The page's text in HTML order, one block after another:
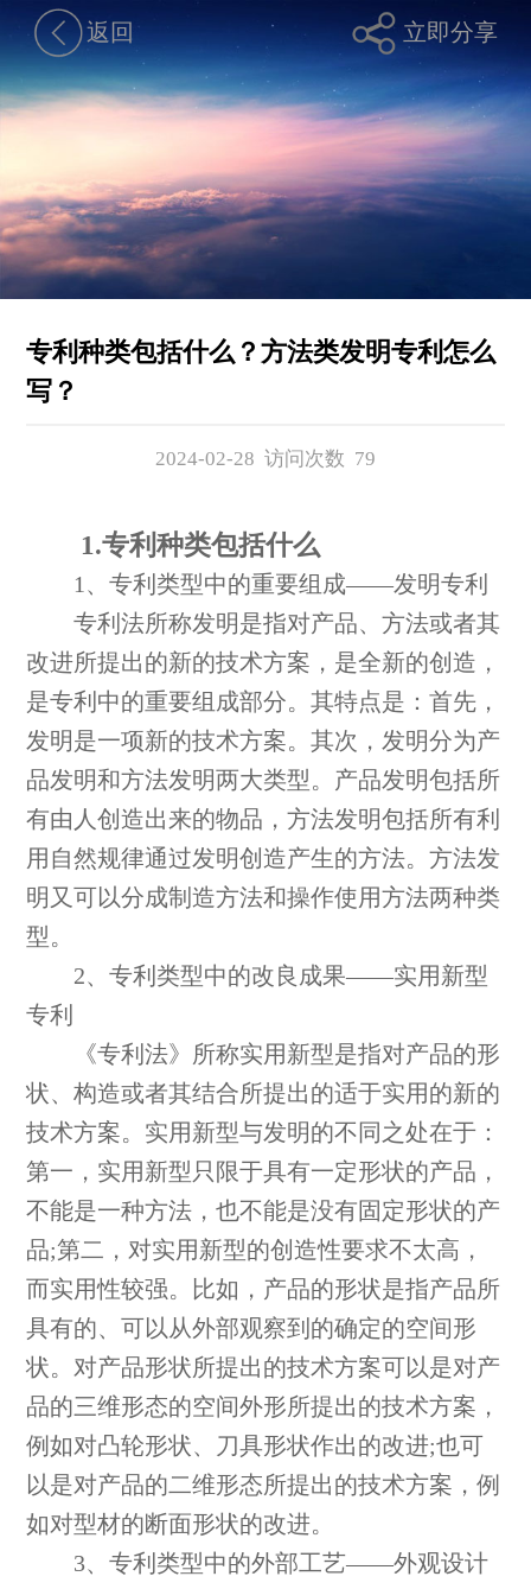
返回 立即分享
专利种类包括什么？方法类发明专利怎么
写？
2024-02-28 访问次数 79
1.专利种类包括什么
1、专利类型中的重要组成——发明专利
专利法所称发明是指对产品、方法或者其
改进所提出的新的技术方案，是全新的创造，
是专利中的重要组成部分。其特点是：首先，
发明是一项新的技术方案。其次，发明分为产
品发明和方法发明两大类型。产品发明包括所
有由人创造出来的物品，方法发明包括所有利
用自然规律通过发明创造产生的方法。方法发
明又可以分成制造方法和操作使用方法两种类
型。
2、专利类型中的改良成果——实用新型
专利
《专利法》所称实用新型是指对产品的形
状、构造或者其结合所提出的适于实用的新的
技术方案。实用新型与发明的不同之处在于：
第一，实用新型只限于具有一定形状的产品，
不能是一种方法，也不能是没有固定形状的产
品;第二，对实用新型的创造性要求不太高，
而实用性较强。比如，产品的形状是指产品所
具有的、可以从外部观察到的确定的空间形
状。对产品形状所提出的技术方案可以是对产
品的三维形态的空间外形所提出的技术方案，
例如对凸轮形状、刀具形状作出的改进;也可
以是对产品的二维形态所提出的技术方案，例
如对型材的断面形状的改进。
3、专利类型中的外部工艺——外观设计